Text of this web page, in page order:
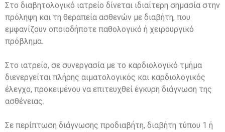
Στο διαβητολογικό ιατρείο δίνεται ιδιαίτερη σημασία στην
πρόληψη και τη θεραπεία ασθενών με διαβήτη, που
εμφανίζουν οποιοδήποτε παθολογικό ή χειρουργικό
πρόβλημα.
Στο ιατρείο, σε συνεργασία με το καρδιολογικό τμήμα
διενεργείται πλήρης αιματολογικός και καρδιολογικός
έλεγχο, προκειμένου να επιτευχθεί έγκυρη διάγνωση της
ασθένειας.
Σε περίπτωση διάγνωσης προδιαβήτη, διαβήτη τύπου 1 ή